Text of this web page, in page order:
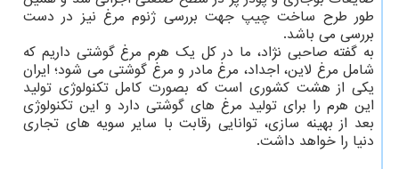
طور طرح ساخت چیپ جهت بررسی ژنوم مرغ نیز در دست
بررسی می باشد.
به گفته صاحبی نژاد، ما در کل یک هرم مرغ گوشتی داریم که
شامل مرغ لاین، اجداد، مرغ مادر و مرغ گوشتی می شود؛ ایران
یکی از هشت کشوری است که بصورت کامل تکنولوژی تولید
این هرم را برای تولید مرغ های گوشتی دارد و این تکنولوژی
بعد از بهینه سازی، توانایی رقابت با سایر سویه های تجاری
دنیا را خواهد داشت.